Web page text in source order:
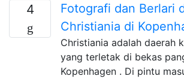
4
Fotografi dan Berlari
Christiania di
Christiania adalah daerah
yang terletak di bekas
Kopenhagen . Di pintu